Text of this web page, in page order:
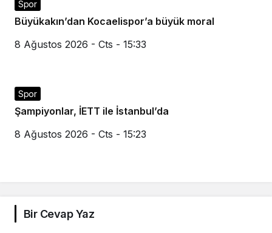
Spor
Büyükakın’dan Kocaelispor’a büyük moral
8 Ağustos 2026 - Cts - 15:33
Spor
Şampiyonlar, İETT ile İstanbul’da
8 Ağustos 2026 - Cts - 15:23
Bir Cevap Yaz